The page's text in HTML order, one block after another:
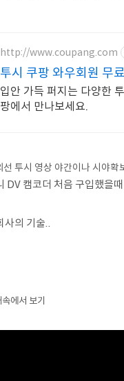
http://www.coupang.com
투시 쿠팡 와우회원 무
입안 가득 퍼지는 다양한
팡에서 만나보세요.
선 투시 영상 야간이나 시야
DV 캠코더 처음 구입했을
사의 기술..
에서 보기